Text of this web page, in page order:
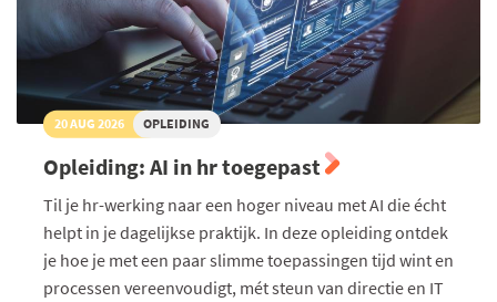
20 AUG 2026 OPLEIDING
Opleiding: AI in hr toegepast
Til je hr-werking naar een hoger niveau met AI die écht
helpt in je dagelijkse praktijk. In deze opleiding ontdek
je hoe je met een paar slimme toepassingen tijd wint en
processen vereenvoudigt, mét steun van directie en IT